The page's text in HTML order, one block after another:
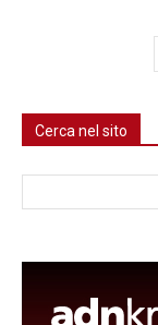
Cerca nel sito